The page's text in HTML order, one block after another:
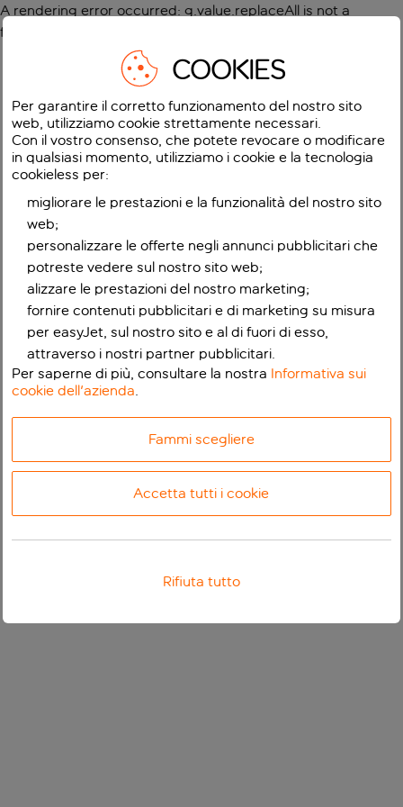
A rendering error occurred: g.value.replaceAll is not a
function
COOKIES
Per garantire il corretto funzionamento del nostro sito
web, utilizziamo cookie strettamente necessari.
Con il vostro consenso, che potete revocare o modificare
in qualsiasi momento, utilizziamo i cookie e la tecnologia
cookieless per:
migliorare le prestazioni e la funzionalità del nostro sito
web;
personalizzare le offerte negli annunci pubblicitari che
potreste vedere sul nostro sito web;
alizzare le prestazioni del nostro marketing;
fornire contenuti pubblicitari e di marketing su misura
per easyJet, sul nostro sito e al di fuori di esso,
attraverso i nostri partner pubblicitari.
Per saperne di più, consultare la nostra Informativa sui
cookie dell'azienda.
Fammi scegliere
Accetta tutti i cookie
Rifiuta tutto